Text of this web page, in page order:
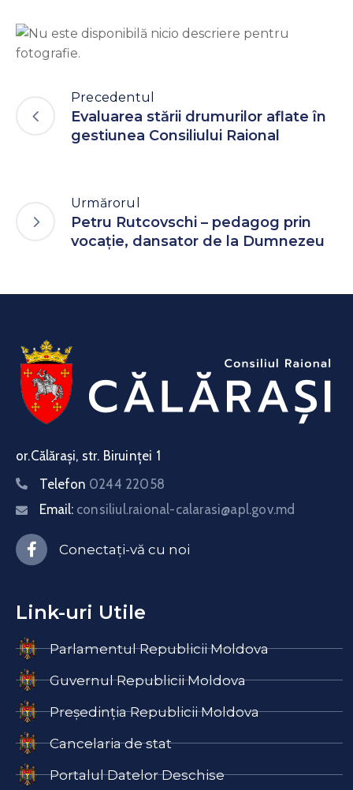
Precedentul
Evaluarea stării drumurilor aflate în
gestiunea Consiliului Raional
Urmărorul
Petru Rutcovschi – pedagog prin
vocație, dansator de la Dumnezeu
or.Călărași, str. Biruinței 1
Telefon 0244 22058
Email: consiliul.raional-calarasi@apl.gov.md
Conectați-vă cu noi
Link-uri Utile
Parlamentul Republicii Moldova
Guvernul Republicii Moldova
Președinția Republicii Moldova
Cancelaria de stat
Portalul Datelor Deschise